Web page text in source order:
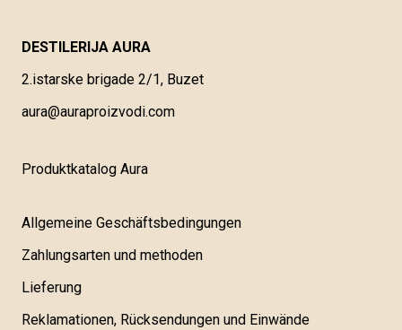
DESTILERIJA AURA
2.istarske brigade 2/1, Buzet
aura@auraproizvodi.com
Produktkatalog Aura
Allgemeine Geschäftsbedingungen
Zahlungsarten und methoden
Lieferung
Reklamationen, Rücksendungen und Einwände